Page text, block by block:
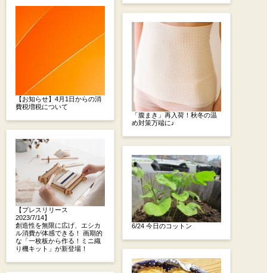
【お知らせ】4月1日からの消
費税増税について
【プレスリリース
2023/7/14】
創造性を無限に広げ、エシカ
ル消費が体感できる！ 画期的
な「一枚板から作る！ミニ織
り機キット」が新登場！
「腹まき」再入荷！秋冬の温
め対策万端に♪
6/24 今日のコットン